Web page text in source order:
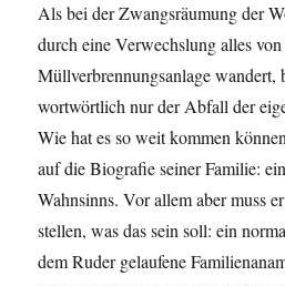
Als bei der Zwangsräumung der
durch eine Verwechslung alles
Müllverbrennungsanlage wandert,
wortwörtlich nur der Abfall der
Wie hat es so weit kommen
auf die Biografie seiner Familie:
Wahnsinns. Vor allem aber muss
stellen, was das sein soll: ein
dem Ruder gelaufene